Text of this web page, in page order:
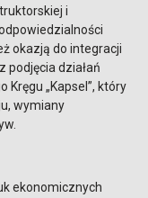
i
okazją do integracji
podjęcia działań
„Kapsel”, który
wymiany
ekonomicznych